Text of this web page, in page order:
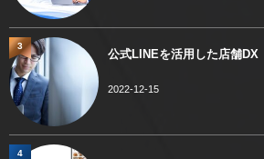
公式LINEを活用した店舗DX
2022-12-15
3
4